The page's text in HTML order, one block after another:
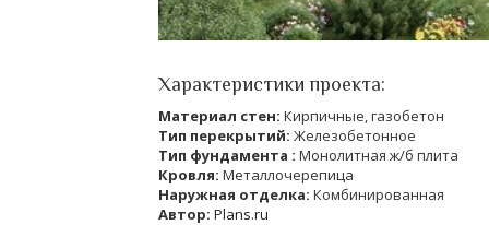
Характеристики проекта:
Материал стен: Кирпичные, газобетон
Тип перекрытий: Железобетонное
Тип фундамента : Монолитная ж/б плита
Кровля: Металлочерепица
Наружная отделка: Комбинированная
Автор: Plans.ru